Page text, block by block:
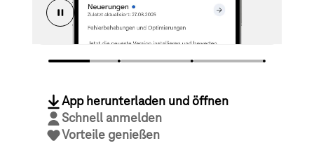
App herunterladen und öffnen
Schnell anmelden
Vorteile genießen